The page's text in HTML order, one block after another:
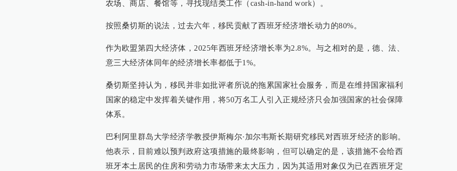
农场、商店、餐馆等，寻找现结类工作（cash-in-hand work）。
按照桑切斯的说法，过去六年，移民贡献了西班牙经济增长动力的80%。
作为欧盟第四大经济体，2025年西班牙经济增长率为2.8%。与之相对的是，德、法、
意三大经济体同年的经济增长率都低于1%。
桑切斯坚持认为，移民并非如批评者所说的拖累国家社会服务，而是在维持国家福利
国家的稳定中发挥着关键作用，将50万名工人引入正规经济只会加强国家的社会保障
体系。
巴利阿里群岛大学经济学教授伊斯梅尔·加尔韦斯长期研究移民对西班牙经济的影响。
他表示，目前难以预判政府这项措施的最终影响，但可以确定的是，该措施不会给西
班牙本土居民的住房和劳动力市场带来太大压力，因为其适用对象仅为已在西班牙定